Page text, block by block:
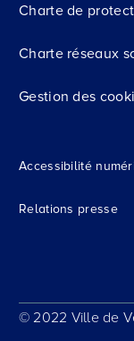
Charte de
Charte réseaux
Gestion des
Accessibilité
Relations presse
© 2022 Ville de